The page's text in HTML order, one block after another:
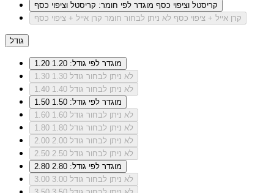
קריסטל וציפוי כסף מוגדר לפי חומר: קריסטל וציפוי כסף
קרן אייל + ציפוי כסף לא ניתן לבחור חומר קרן אייל + ציפוי כסף
גודל
1.20
מוגדר לפי גודל: 1.20
1.30
לא ניתן לבחור גודל 1.30
1.40
לא ניתן לבחור גודל 1.40
1.50
מוגדר לפי גודל: 1.50
1.60
לא ניתן לבחור גודל 1.60
1.80
לא ניתן לבחור גודל 1.80
2.00
לא ניתן לבחור גודל 2.00
2.50
לא ניתן לבחור גודל 2.50
2.80
מוגדר לפי גודל: 2.80
3.00
לא ניתן לבחור גודל 3.00